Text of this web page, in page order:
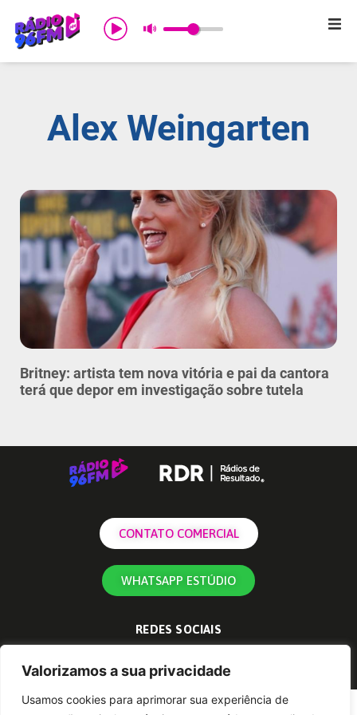
Valorizamos a sua privacidade
Usamos cookies para aprimorar sua experiência de
Início
Promoções
Notícias
Comercial
Contato
Alex Weingarten
Britney: artista tem nova vitória e pai da cantora
terá que depor em investigação sobre tutela
CONTATO COMERCIAL
WHATSAPP ESTÚDIO
REDES SOCIAIS